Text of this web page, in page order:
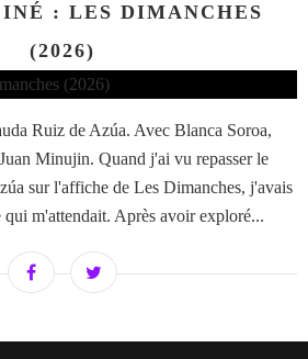
: LES DIMANCHES
(2026)
Ruiz de Azúa. Avec Blanca Soroa,
Minujin. Quand j'ai vu repasser le
sur l'affiche de Les Dimanches, j'avais
qui m'attendait. Après avoir exploré...